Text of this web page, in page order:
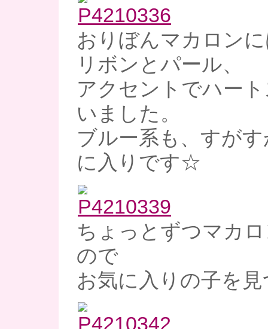
おりぼんマカロン
リボンとパール、
アクセントでハー
いました。
ブルー系も、すが
に入りです☆
ちょっとずつマカ
ので
お気に入りの子を